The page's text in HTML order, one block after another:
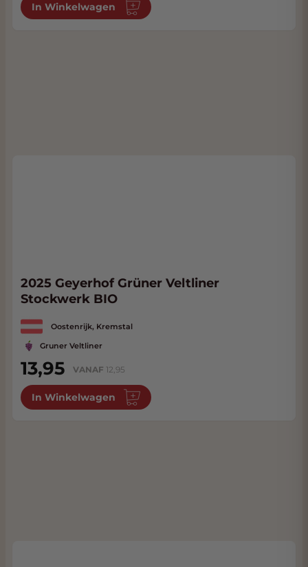
In Winkelwagen
2025 Geyerhof Grüner Veltliner
Stockwerk BIO
Oostenrijk, Kremstal
Gruner Veltliner
13,95 VANAF 12,95
In Winkelwagen